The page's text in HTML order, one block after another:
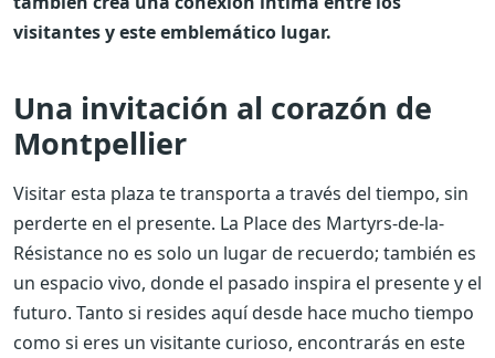
visitantes y este emblemático lugar.
Una invitación al corazón de
Montpellier
Visitar esta plaza te transporta a través del tiempo, sin
perderte en el presente. La Place des Martyrs-de-la-
Résistance no es solo un lugar de recuerdo; también es
un espacio vivo, donde el pasado inspira el presente y el
futuro. Tanto si resides aquí desde hace mucho tiempo
como si eres un visitante curioso, encontrarás en este